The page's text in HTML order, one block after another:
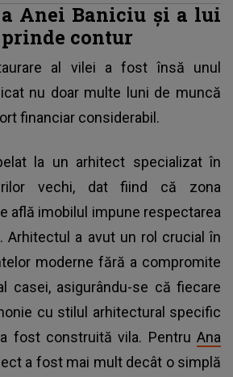
a Anei Baniciu și a lui
contur
al vilei a fost însă unul
nu doar multe luni de muncă
financiar considerabil.
la un arhitect specializat în
vechi, dat fiind că zona
află imobilul impune respectarea
Arhitectul a avut un rol crucial în
moderne fără a compromite
casei, asigurându-se că fiecare
cu stilul arhitectural specific
fost construită vila. Pentru Ana
a fost mai mult decât o simplă